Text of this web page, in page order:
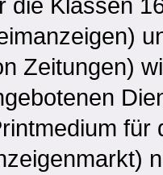
Zeitungen)
für